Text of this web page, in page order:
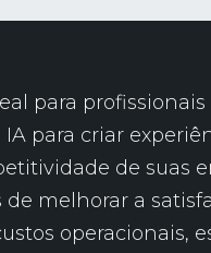
para
para criar
de suas
de melhorar a
operacionais,